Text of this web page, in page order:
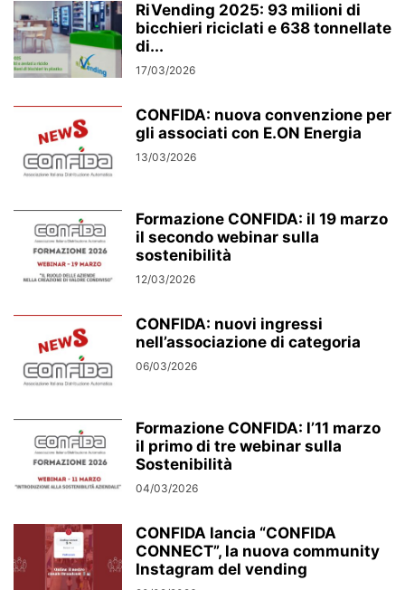
RiVending 2025: 93 milioni di
bicchieri riciclati e 638 tonnellate
di...
17/03/2026
CONFIDA: nuova convenzione per
gli associati con E.ON Energia
13/03/2026
Formazione CONFIDA: il 19 marzo
il secondo webinar sulla
sostenibilità
12/03/2026
CONFIDA: nuovi ingressi
nell’associazione di categoria
06/03/2026
Formazione CONFIDA: l’11 marzo
il primo di tre webinar sulla
Sostenibilità
04/03/2026
CONFIDA lancia “CONFIDA
CONNECT”, la nuova community
Instagram del vending